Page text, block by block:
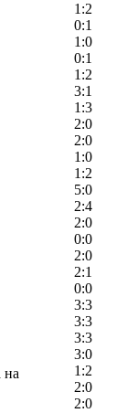
1:2
0:1
1:0
0:1
1:2
3:1
1:3
2:0
2:0
1:0
1:2
5:0
2:4
2:0
0:0
2:0
2:1
0:0
3:3
3:3
3:3
3:0
1:2
2:0
2:0
на